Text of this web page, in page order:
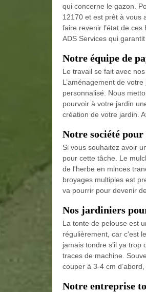
qui concerne le gazon.
12170 et est prêt à vous
faire revenir l’état de
ADS Services qui
Notre équipe de
Le travail se fait avec
L’aménagement de
personnalisé. Nous
pourvoir à votre jardin
création de votre jardin.
Notre société
Si vous souhaitez avoir
pour cette tâche. Le
de l'herbe en minces
broyages multiples est
va pourrir pour devenir
Nos jardiniers
La tonte de pelouse est
régulièrement, car c'est
jamais tondre s’il ya
traces de machine.
couper à 3-4 cm
Notre entreprise